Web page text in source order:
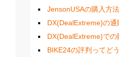
JensonUSAの購入方法
DX(DealExtreme)の通
DX(DealExtreme)での
BIKE24の評判ってど